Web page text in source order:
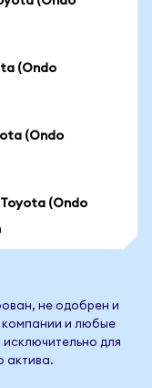
(Ondo
(Ondo
(Ondo
не одобрен и
и любые
для
актива.